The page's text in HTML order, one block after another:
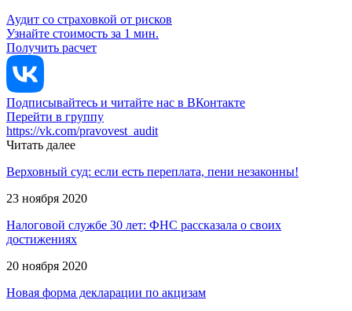
Аудит со страховкой от рисков
Узнайте стоимость за 1 мин.
Получить расчет
Подписывайтесь и читайте нас в ВКонтакте
Перейти в группу
https://vk.com/pravovest_audit
Читать далее
Верховный суд: если есть переплата, пени незаконны!
23 ноября 2020
Налоговой службе 30 лет: ФНС рассказала о своих
достижениях
20 ноября 2020
Новая форма декларации по акцизам